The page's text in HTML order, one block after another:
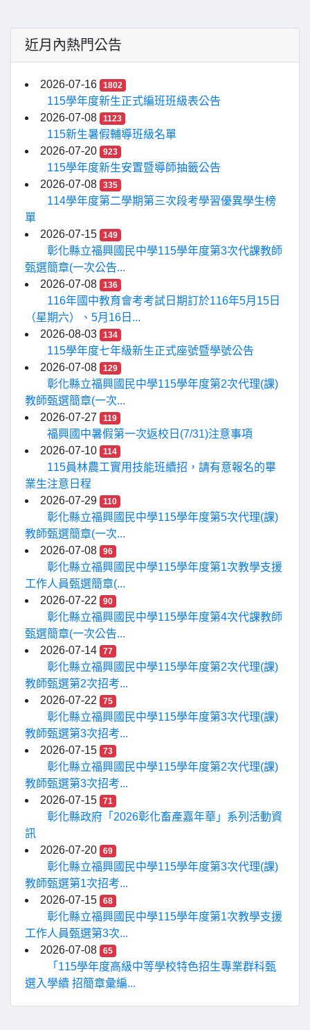
近月內熱門公告
2026-07-16 1802
115學年度新生正式編班班級表公告
2026-07-08
1123
115新生暑假輔導班級名單
2026-07-20
923
115學年度新生安置暨導師抽籤公告
2026-07-08
335
114學年度第二學期第三次段考學習優異學生榜
單
2026-07-15
149
彰化縣立福興國民中學115學年度第3次代課教師
甄選簡章(一次公告...
2026-07-08
136
116年國中教育會考考試日期訂於116年5月15日
（星期六）、5月16日...
2026-08-03
134
115學年度七年級新生正式座號暨學號公告
2026-07-08
129
彰化縣立福興國民中學115學年度第2次代理(課)
教師甄選簡章(一次...
2026-07-27
119
福興國中暑假第一次返校日(7/31)注意事項
2026-07-10
114
115員林農工實用技能班續招，請有意報名的畢
業生注意日程
2026-07-29
110
彰化縣立福興國民中學115學年度第5次代理(課)
教師甄選簡章(一次...
2026-07-08
96
彰化縣立福興國民中學115學年度第1次教學支援
工作人員甄選簡章(...
2026-07-22
90
彰化縣立福興國民中學115學年度第4次代課教師
甄選簡章(一次公告...
2026-07-14
77
彰化縣立福興國民中學115學年度第2次代理(課)
教師甄選第2次招考...
2026-07-22
75
彰化縣立福興國民中學115學年度第3次代理(課)
教師甄選第3次招考...
2026-07-15
73
彰化縣立福興國民中學115學年度第2次代理(課)
教師甄選第3次招考...
2026-07-15
71
彰化縣政府「2026彰化畜產嘉年華」系列活動資
訊
2026-07-20
69
彰化縣立福興國民中學115學年度第3次代理(課)
教師甄選第1次招考...
2026-07-15
68
彰化縣立福興國民中學115學年度第1次教學支援
工作人員甄選第3次...
2026-07-08
65
「115學年度高級中等學校特色招生專業群科甄
選入學續 招簡章彙編...